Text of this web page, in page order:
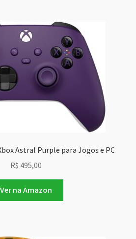
Astral Purple para Jogos e PC
R$ 495,00
Ver na Amazon